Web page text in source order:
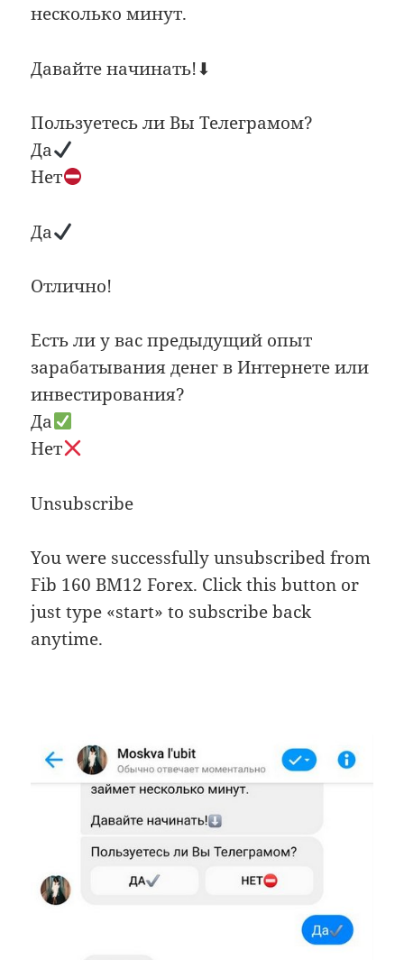
несколько минут.
Давайте начинать!⬇
Пользуетесь ли Вы Телеграмом?
Да
Нет
Да
Отлично!
Есть ли у вас предыдущий опыт
зарабатывания денег в Интернете или
инвестирования?
Да
Нет
Unsubscribe
You were successfully unsubscribed from
Fib 160 BM12 Forex. Click this button or
just type «start» to subscribe back
anytime.